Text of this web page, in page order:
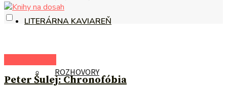
LITERÁRNA KAVIAREŇ
ROZHOVORY
Peter Šulej: Chronofóbia